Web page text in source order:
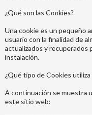
¿Qué son las Cookies?
Una cookie es un pequeño
usuario con la finalidad de
actualizados y recuperados
instalación.
¿Qué tipo de Cookies
A continuación se muestra
este sitio web: